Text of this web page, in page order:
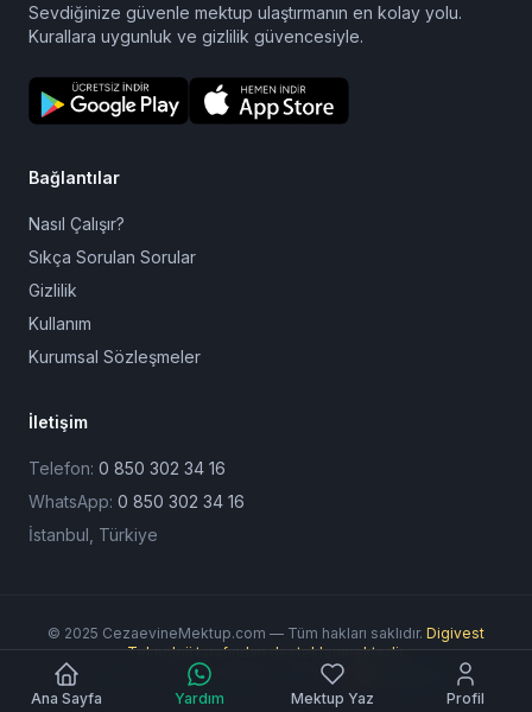
Ana Sayfa Yardım Mektup Yaz Profil
Sevdiğinize güvenle mektup ulaştırmanın en kolay yolu.
Kurallara uygunluk ve gizlilik güvencesiyle.
Bağlantılar
Nasıl Çalışır?
Sıkça Sorulan Sorular
Gizlilik
Kullanım
Kurumsal Sözleşmeler
İletişim
Telefon: 0 850 302 34 16
WhatsApp: 0 850 302 34 16
İstanbul, Türkiye
© 2025 CezaevineMektup.com — Tüm hakları saklıdır. Digivest
Teknoloji tarafından desteklenmektedir.
Ödeme Yöntemleri: